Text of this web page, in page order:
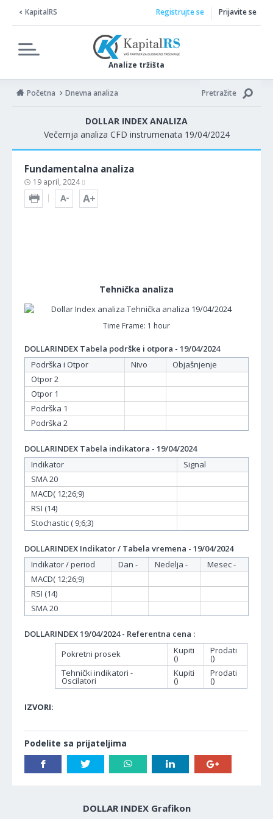
KapitalRS
Analize tržišta
Registrujte se Prijavite se
Početna Dnevna analiza Pretražite
DOLLAR INDEX ANALIZA
Večernja analiza CFD instrumenata 19/04/2024
Fundamentalna analiza
19 april, 2024
Tehnička analiza
Time Frame: 1 hour
DOLLARINDEX Tabela podrške i otpora - 19/04/2024
Podrška i Otpor
Nivo
Objašnjenje
Otpor 2
Otpor 1
Podrška 1
Podrška 2
DOLLARINDEX Tabela indikatora - 19/04/2024
Indikator
Signal
SMA 20
MACD( 12;26;9)
RSI (14)
Stochastic ( 9;6;3)
DOLLARINDEX Indikator / Tabela vremena - 19/04/2024
Indikator / period
Dan - Nedelja -
Mesec -
MACD( 12;26;9)
RSI (14)
SMA 20
DOLLARINDEX 19/04/2024 - Referentna cena :
Pokretni prosek
Kupiti
()
Prodati
()
Tehnički indikatori -
Oscilatori
Kupiti
()
Prodati
()
IZVORI:
Podelite sa prijateljima
DOLLAR INDEX Grafikon